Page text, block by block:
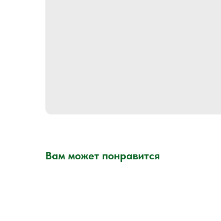
Вам может понравится